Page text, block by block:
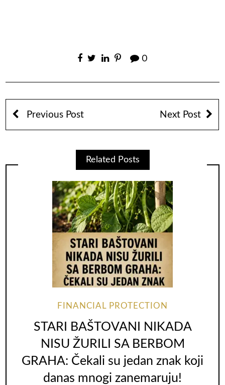
0
Previous Post Next Post
Related Posts
FINANCIAL PROTECTION
STARI BAŠTOVANI NIKADA
NISU ŽURILI SA BERBOM
GRAHA: Čekali su jedan znak koji
danas mnogi zanemaruju!